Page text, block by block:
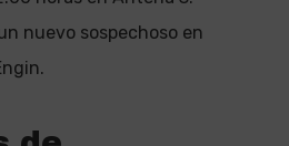
nuevo sospechoso en